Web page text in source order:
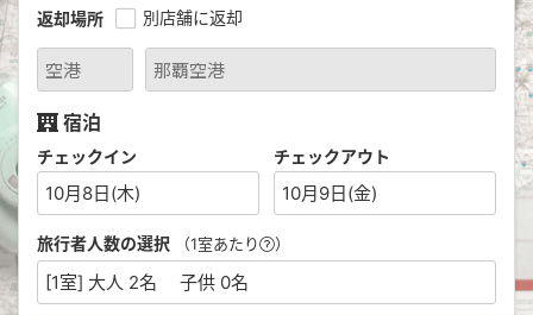
返却場所 別店舗に返却
宿泊
チェックイン
10月8日(木)
チェックアウト
10月9日(金)
旅行者人数の選択 （1室あたり ）
[1室] 大人 2名 子供 0名